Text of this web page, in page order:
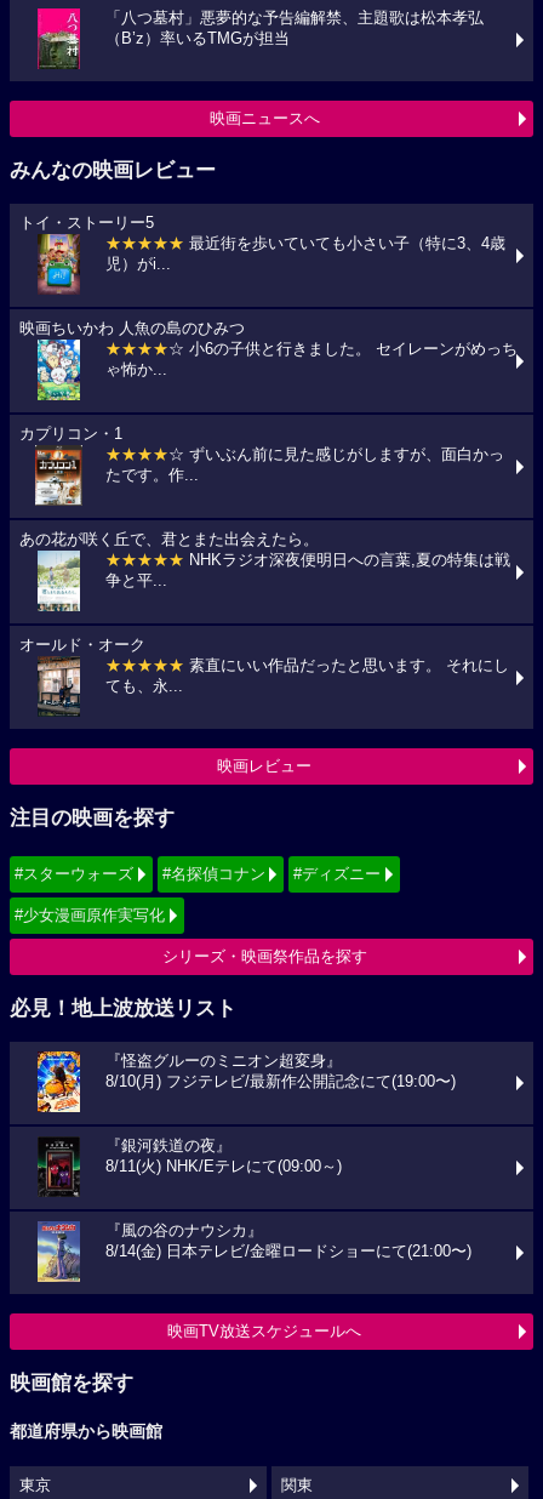
「八つ墓村」悪夢的な予告編解禁、主題歌は松本孝弘
（B’z）率いるTMGが担当
映画ニュースへ
みんなの映画レビュー
トイ・ストーリー5
★★★★★ 最近街を歩いていても小さい子（特に3、4歳
児）がi...
映画ちいかわ 人魚の島のひみつ
★★★★☆ 小6の子供と行きました。 セイレーンがめっち
ゃ怖か...
カプリコン・1
★★★★☆ ずいぶん前に見た感じがしますが、面白かっ
たです。作...
あの花が咲く丘で、君とまた出会えたら。
★★★★★ NHKラジオ深夜便明日への言葉,夏の特集は戦
争と平...
オールド・オーク
★★★★★ 素直にいい作品だったと思います。 それにし
ても、永...
映画レビュー
注目の映画を探す
#スターウォーズ #名探偵コナン #ディズニー
#少女漫画原作実写化
シリーズ・映画祭作品を探す
必見！地上波放送リスト
『怪盗グルーのミニオン超変身』
8/10(月) フジテレビ/最新作公開記念にて(19:00〜)
『銀河鉄道の夜』
8/11(火) NHK/Eテレにて(09:00～)
『風の谷のナウシカ』
8/14(金) 日本テレビ/金曜ロードショーにて(21:00〜)
映画TV放送スケジュールへ
映画館を探す
都道府県から映画館
東京 関東